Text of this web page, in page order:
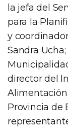
la jefa del
para la
y
Sandra
director del
Alimentación
Provincia de